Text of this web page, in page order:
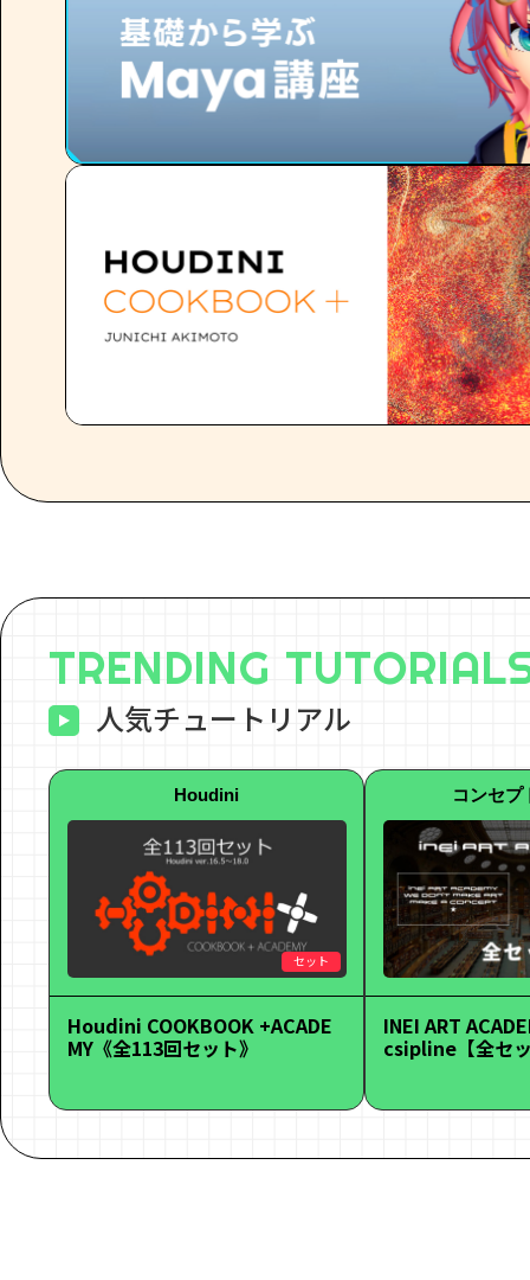
TRENDING
人気チュートリアル
Houdini
セット
Houdini COOKBOOK +ACADE
MY《全113回セット》
コンセプ
INEI ART
csipline【全セ